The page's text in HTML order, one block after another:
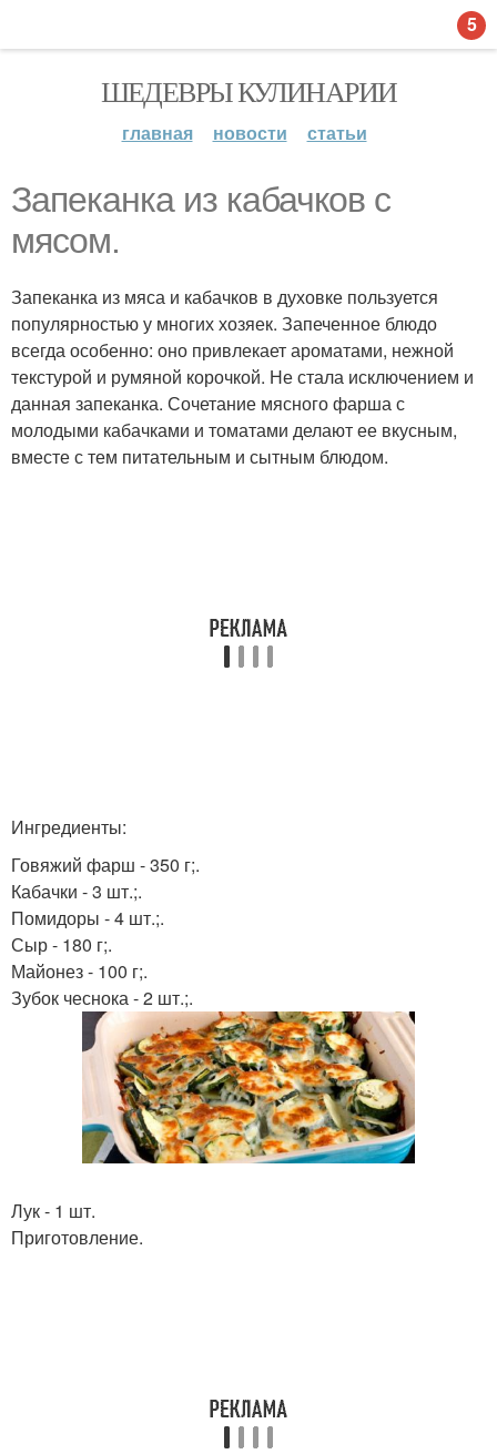
ШЕДЕВРЫ КУЛИНАРИИ
главная новости статьи
Запеканка из кабачков с
мясом.
Запеканка из мяса и кабачков в духовке пользуется
популярностью у многих хозяек. Запеченное блюдо
всегда особенно: оно привлекает ароматами, нежной
текстурой и румяной корочкой. Не стала исключением и
данная запеканка. Сочетание мясного фарша с
молодыми кабачками и томатами делают ее вкусным,
вместе с тем питательным и сытным блюдом.
Ингредиенты:
Говяжий фарш - 350 г;.
Кабачки - 3 шт.;.
Помидоры - 4 шт.;.
Сыр - 180 г;.
Майонез - 100 г;.
Зубок чеснока - 2 шт.;.
Лук - 1 шт.
Приготовление.
5